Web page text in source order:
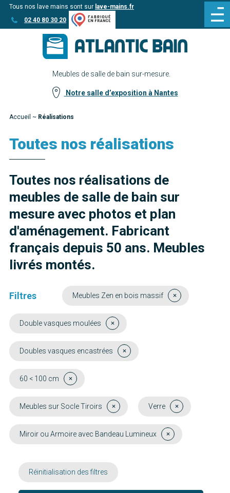
Aller
au
Aller au
contenu
Tous nos lave mains sont sur lave-mains.fr
02 40 80 30 20
Meubles de salle de bain sur-mesure.
Notre salle d’exposition à Nantes
Accueil ~ Réalisations
Toutes nos réalisations
Toutes nos réalisations de
meubles de salle de bain sur
mesure avec photos et plan
d'aménagement. Fabricant
français depuis 50 ans. Meubles
livrés montés.
Filtres Meubles Zen en bois massif
Double vasques moulées
Doubles vasques encastrées
60 < 100 cm
Meubles sur Socle Tiroirs Verre
Miroir ou Armoire avec Bandeau Lumineux
Réinitialisation des filtres